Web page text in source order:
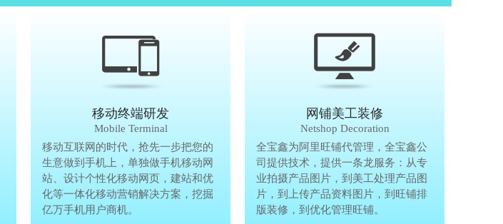
贸易网站制作
Trade Website
贸易型网站制作，主要侧重销售与推
广方面开发，做外贸的客户采用香港
服务器或国外服务器；做国内贸易
的，采用国内服务器，免费为客户完
善网站备案。
移动终端研发
Mobile Terminal
移动互联网的时代，抢先一步把您的
生意做到手机上，单独做手机移动网
站、设计个性化移动网页，建站和优
化等一体化移动营销解决方案，挖掘
亿万手机用户商机。
移动终端研发
Mobile Terminal
移动互联网的时代，抢先一步把您的
生意做到手机上，单独做手机移动网
站、设计个性化移动网页，建站和优
化等一体化移动营销解决方案，挖掘
亿万手机用户商机。
网铺美工装修
Netshop Decoration
全宝鑫为阿里旺铺代管理，全宝鑫公
司提供技术，提供一条龙服务：从专
业拍摄产品图片，到美工处理产品图
片，到上传产品资料图片，到旺铺排
版装修，到优化管理旺铺。